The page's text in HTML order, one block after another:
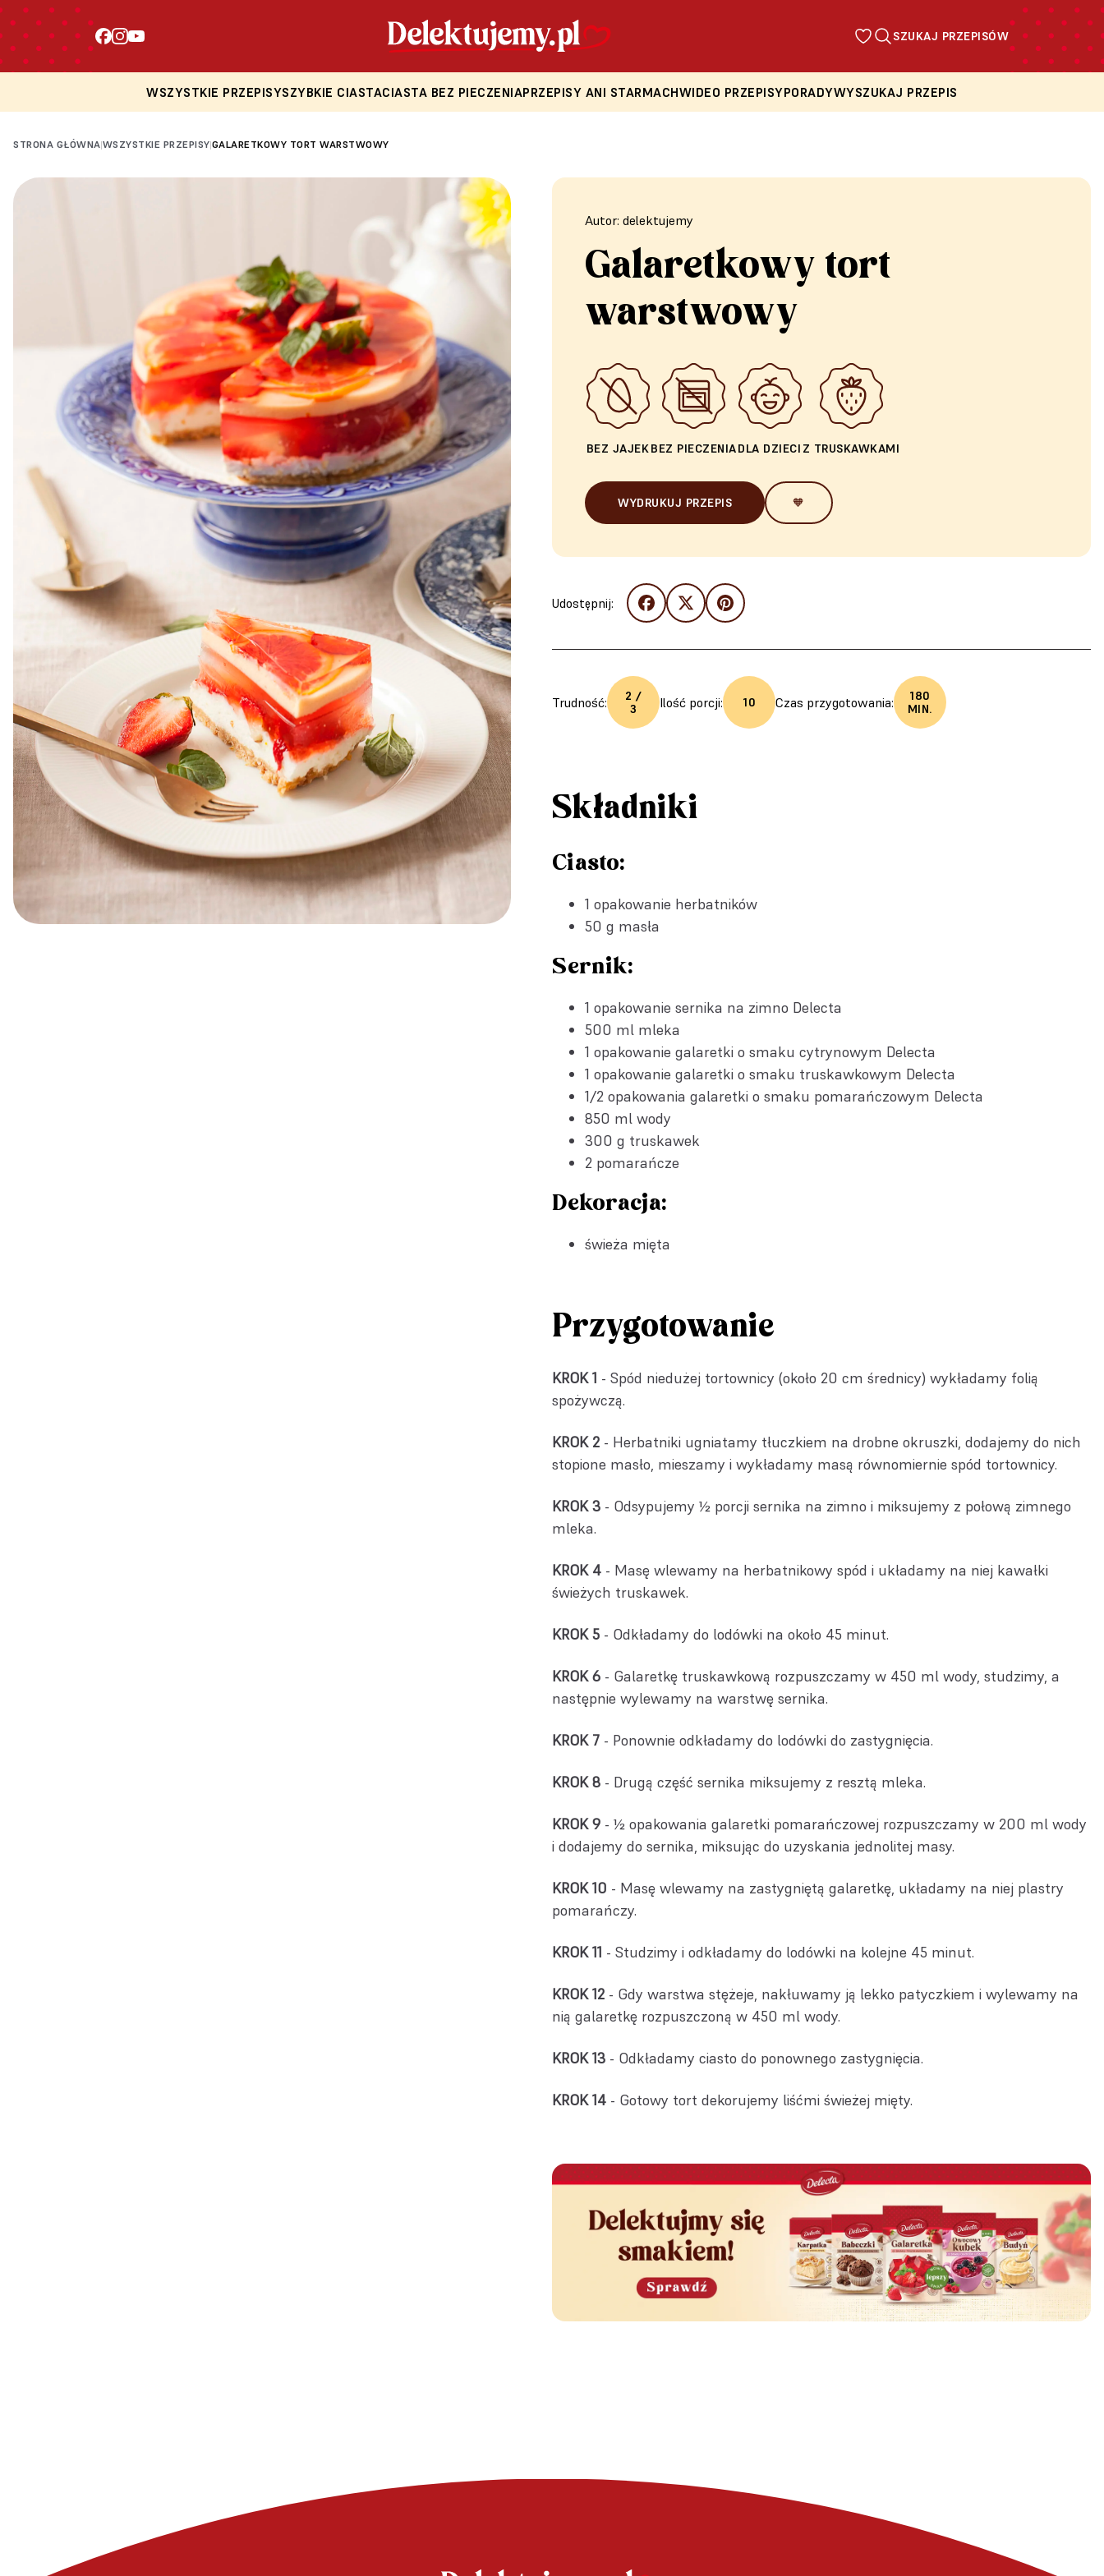
SZUKAJ PRZEPISÓW
WSZYSTKIE PRZEPISYSZYBKIE CIASTACIASTA BEZ PIECZENIAPRZEPISY ANI STARMACHWIDEO PRZEPISYPORADYWYSZUKAJ PRZEPIS
STRONA GŁÓWNA|WSZYSTKIE PRZEPISY|GALARETKOWY TORT WARSTWOWY
Autor: delektujemy
Galaretkowy tort
warstwowy
BEZ JAJEKBEZ PIECZENIADLA DZIECI Z TRUSKAWKAMI
WYDRUKUJ PRZEPIS 🧡
Udostępnij:
Trudność:
2 /
3
Ilość porcji: 10 Czas przygotowania:
180
MIN.
Składniki
Ciasto:
1 opakowanie herbatników
50 g masła
Sernik:
1 opakowanie sernika na zimno Delecta
500 ml mleka
1 opakowanie galaretki o smaku cytrynowym Delecta
1 opakowanie galaretki o smaku truskawkowym Delecta
1/2 opakowania galaretki o smaku pomarańczowym Delecta
850 ml wody
300 g truskawek
2 pomarańcze
Dekoracja:
świeża mięta
Przygotowanie
KROK 1 - Spód niedużej tortownicy (około 20 cm średnicy) wykładamy folią
spożywczą.
KROK 2 - Herbatniki ugniatamy tłuczkiem na drobne okruszki, dodajemy do nich
stopione masło, mieszamy i wykładamy masą równomiernie spód tortownicy.
KROK 3 - Odsypujemy ½ porcji sernika na zimno i miksujemy z połową zimnego
mleka.
KROK 4 - Masę wlewamy na herbatnikowy spód i układamy na niej kawałki
świeżych truskawek.
KROK 5 - Odkładamy do lodówki na około 45 minut.
KROK 6 - Galaretkę truskawkową rozpuszczamy w 450 ml wody, studzimy, a
następnie wylewamy na warstwę sernika.
KROK 7 - Ponownie odkładamy do lodówki do zastygnięcia.
KROK 8 - Drugą część sernika miksujemy z resztą mleka.
KROK 9 - ½ opakowania galaretki pomarańczowej rozpuszczamy w 200 ml wody
i dodajemy do sernika, miksując do uzyskania jednolitej masy.
KROK 10 - Masę wlewamy na zastygniętą galaretkę, układamy na niej plastry
pomarańczy.
KROK 11 - Studzimy i odkładamy do lodówki na kolejne 45 minut.
KROK 12 - Gdy warstwa stężeje, nakłuwamy ją lekko patyczkiem i wylewamy na
nią galaretkę rozpuszczoną w 450 ml wody.
KROK 13 - Odkładamy ciasto do ponownego zastygnięcia.
KROK 14 - Gotowy tort dekorujemy liśćmi świeżej mięty.